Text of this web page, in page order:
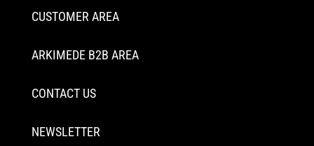
CUSTOMER AREA
ARKIMEDE B2B AREA
CONTACT US
NEWSLETTER